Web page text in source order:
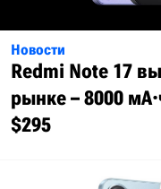
Новости
Redmi Note 17
рынке – 8000
$295